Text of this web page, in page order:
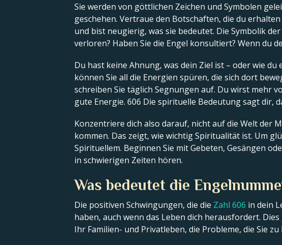
Sie werden von göttlichen Zeichen und Symbolen
geschehen. Vertraue den Botschaften, die du
und bist neugierig, was sie bedeutet. Die Symbolik
verloren? Haben Sie die Engel konsultiert? Wenn du
Du hast keine Ahnung, was dein Ziel ist – oder wie
können Sie all die Energien spüren, die sich dort
schreiben Sie täglich Segnungen auf. Du wirst mehr
gute Energie. 606 Die spirituelle Bedeutung sagt dir,
Konzentriere dich also darauf, nicht auf die Welt der
kommen. Das zeigt, wie wichtig Spiritualität ist. Um
Spirituellem. Beginnen Sie mit Gebeten, Gesängen
in schwierigen Zeiten hören.
Was bedeutet die
Die positiven Schwingungen, die die Zahl 606 in dein
haben, auch wenn das Leben dich herausfordert.
Ihr Familien- und Privatleben, die Probleme, die Sie